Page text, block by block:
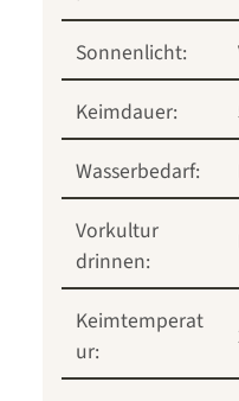
Sonnenlicht:
Keimdauer:
Wasserbedarf:
Vorkultur
drinnen:
Keimtemperat
ur: